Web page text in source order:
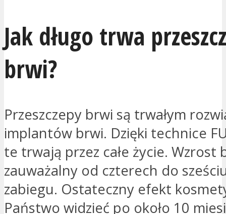
Jak długo trwa
brwi?
Przeszczepy brwi są trwałym
implantów brwi. Dzięki technice
te trwają przez całe życie. Wzrost
zauważalny od czterech do
zabiegu. Ostateczny efekt
Państwo widzieć po około 10